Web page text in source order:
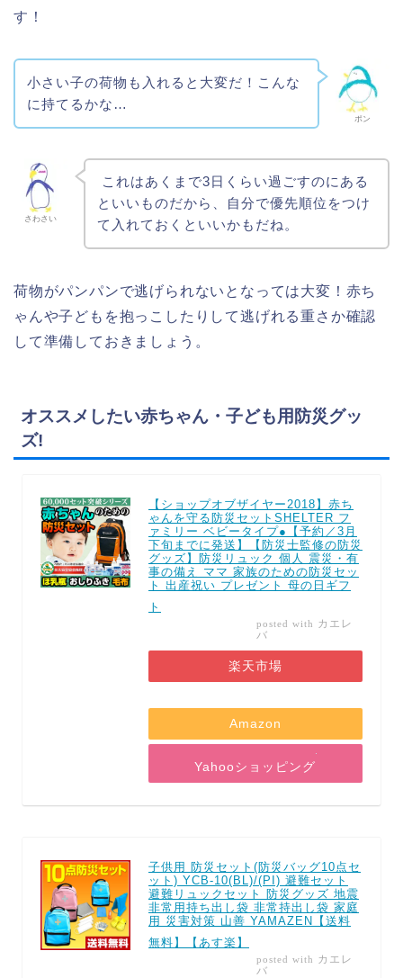
す！
ポン
小さい子の荷物も入れると大変だ！こんな
に持てるかな…
さわさい
これはあくまで3日くらい過ごすのにある
といいものだから、自分で優先順位をつけ
て入れておくといいかもだね。
荷物がパンパンで逃げられないとなっては大変！赤ち
ゃんや子どもを抱っこしたりして逃げれる重さか確認
して準備しておきましょう。
オススメしたい赤ちゃん・子ども用防災グッ
ズ!
【ショップオブザイヤー2018】赤ち
ゃんを守る防災セットSHELTER フ
ァミリー ベビータイプ●【予約／3月
下旬までに発送】【防災士監修の防災
グッズ】防災リュック 個人 震災・有
事の備え ママ 家族のための防災セッ
ト 出産祝い プレゼント 母の日ギフ
ト
posted with カエレ
バ
楽天市場
Amazon
Yahooショッピング
子供用 防災セット(防災バッグ10点セ
ット) YCB-10(BL)/(PI) 避難セット
避難リュックセット 防災グッズ 地震
非常用持ち出し袋 非常持出し袋 家庭
用 災害対策 山善 YAMAZEN【送料
無料】【あす楽】
posted with カエレ
バ